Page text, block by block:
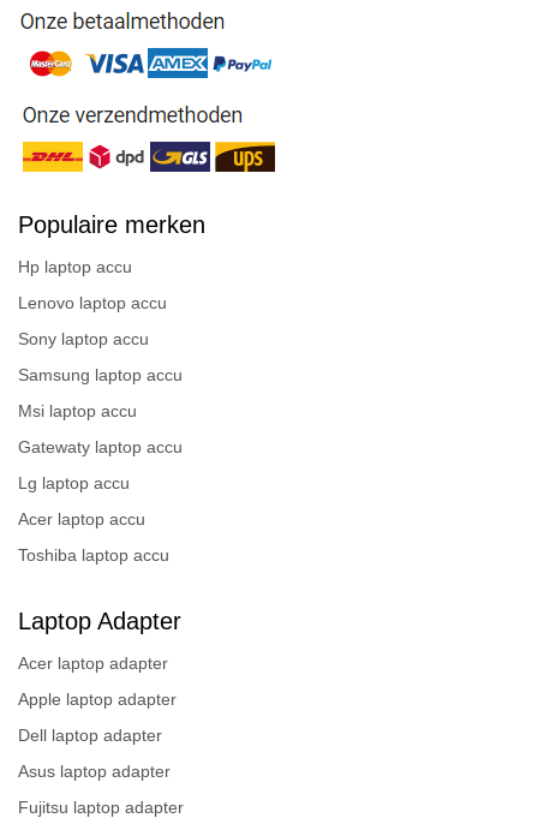
Populaire merken
Hp laptop accu
Lenovo laptop accu
Sony laptop accu
Samsung laptop accu
Msi laptop accu
Gatewaty laptop accu
Lg laptop accu
Acer laptop accu
Toshiba laptop accu
Laptop Adapter
Acer laptop adapter
Apple laptop adapter
Dell laptop adapter
Asus laptop adapter
Fujitsu laptop adapter